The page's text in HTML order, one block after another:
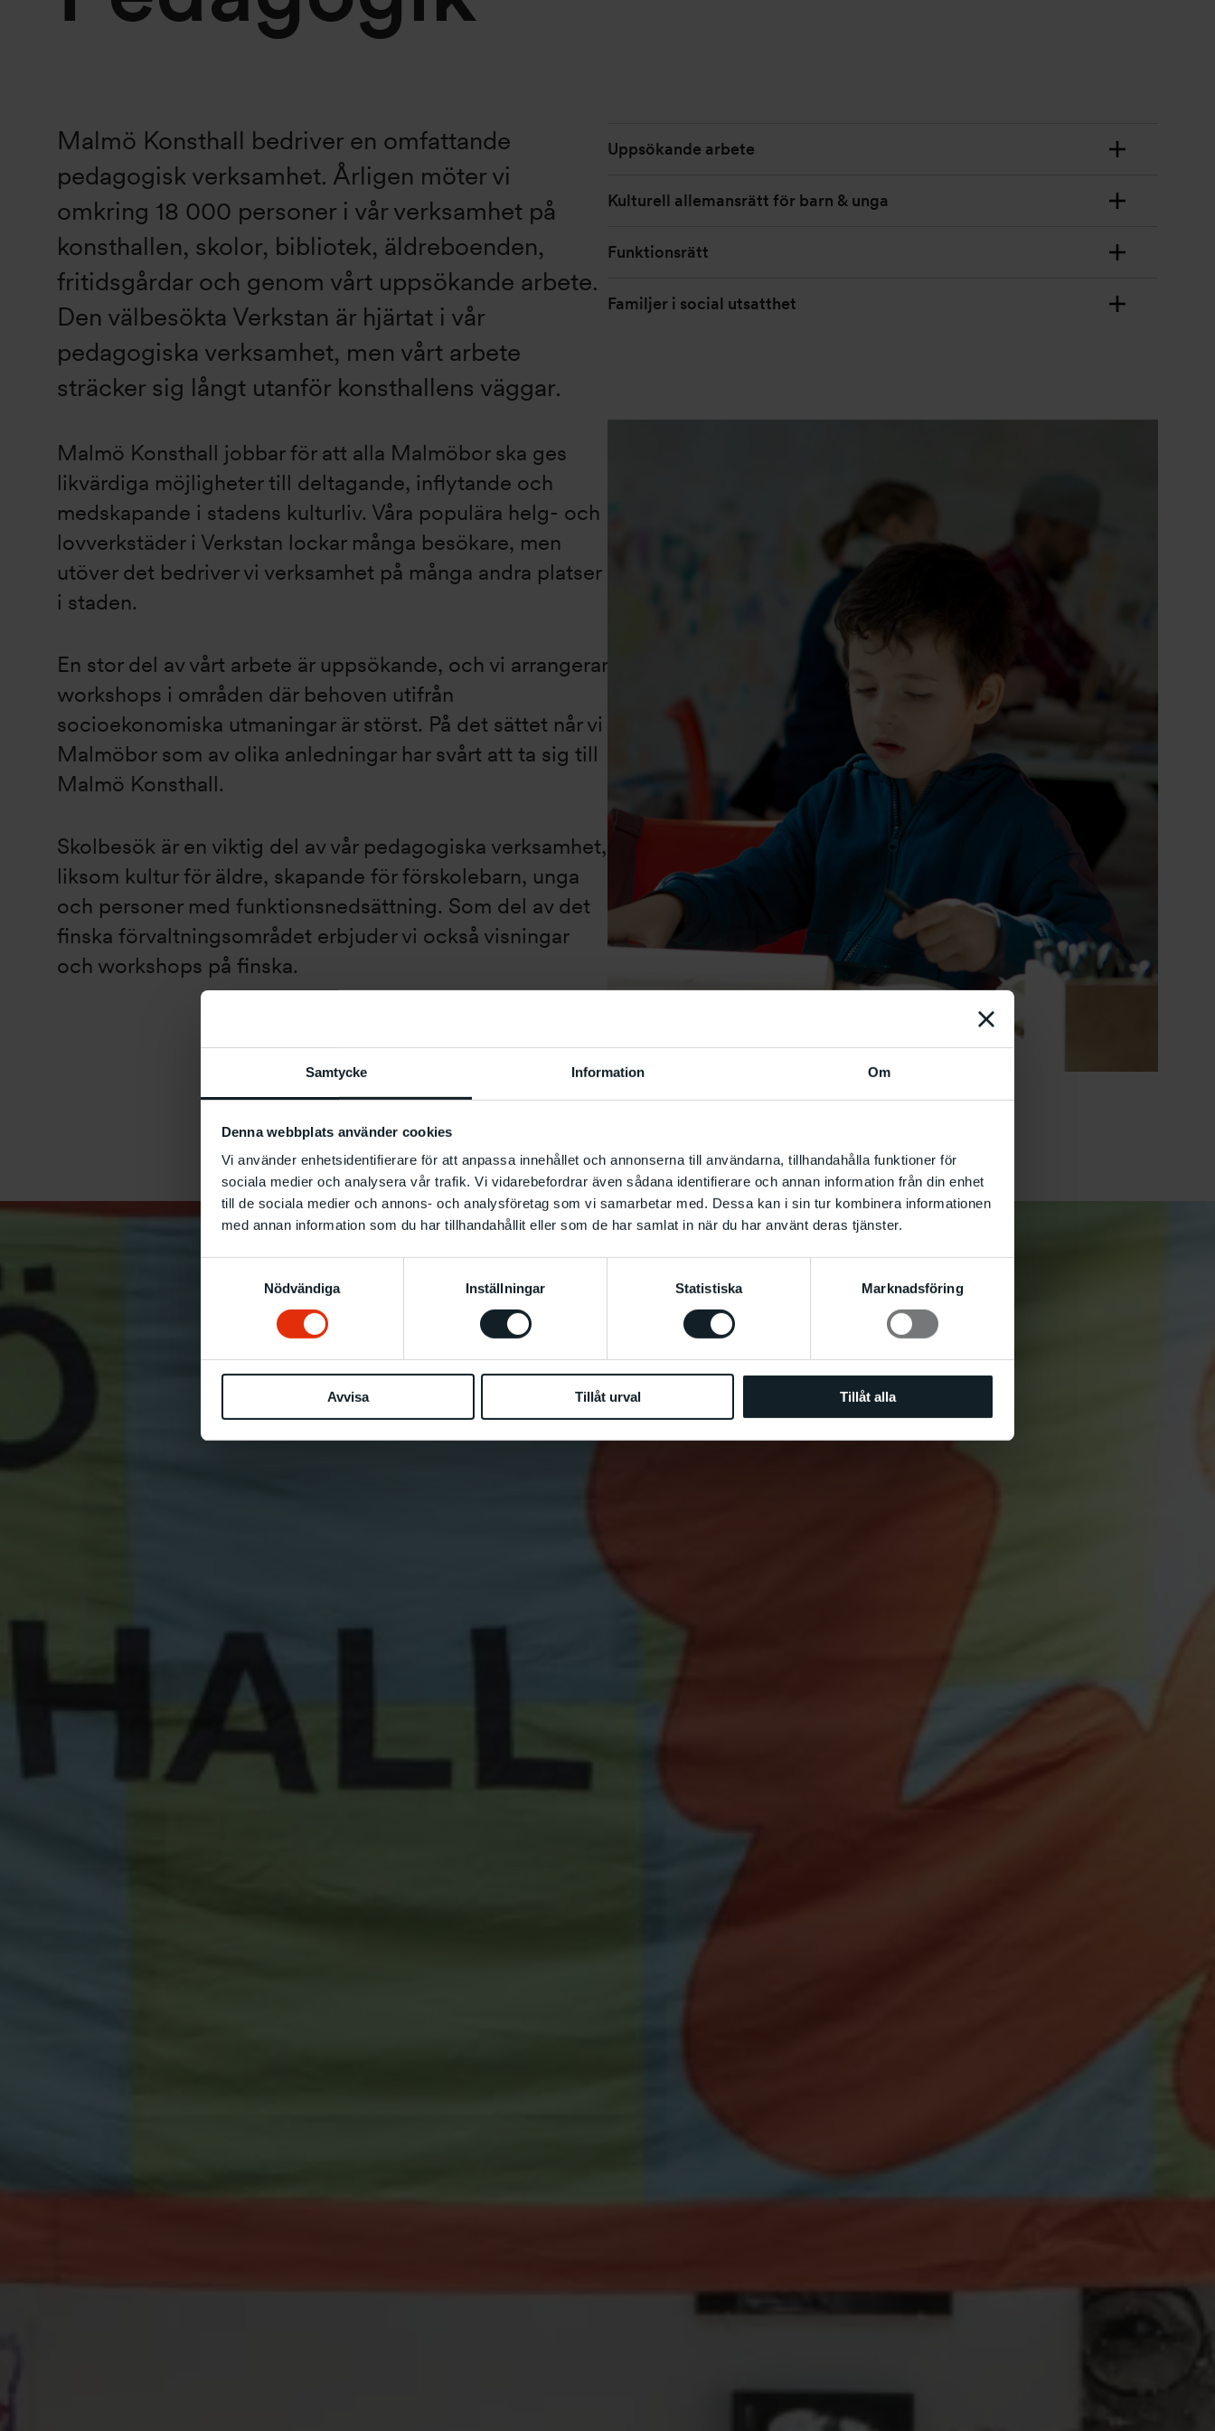
Samtycke Information Om
Denna webbplats använder cookies
Vi använder enhetsidentifierare för att anpassa innehållet och annonserna till användarna, tillhandahålla funktioner för
sociala medier och analysera vår trafik. Vi vidarebefordrar även sådana identifierare och annan information från din enhet
till de sociala medier och annons- och analysföretag som vi samarbetar med. Dessa kan i sin tur kombinera informationen
med annan information som du har tillhandahållit eller som de har samlat in när du har använt deras tjänster.
Nödvändiga
Inställningar Statistiska Marknadsföring
Avvisa Tillåt urval Tillåt alla
Malmö Konsthall bedriver en omfattande
pedagogisk verksamhet. Årligen möter vi
omkring 18 000 personer i vår verksamhet på
konsthallen, skolor, bibliotek, äldreboenden,
fritidsgårdar och genom vårt uppsökande arbete.
Den välbesökta Verkstan är hjärtat i vår
pedagogiska verksamhet, men vårt arbete
sträcker sig långt utanför konsthallens väggar.
Malmö Konsthall jobbar för att alla Malmöbor ska ges
likvärdiga möjligheter till deltagande, inflytande och
medskapande i stadens kulturliv. Våra populära helg- och
lovverkstäder i Verkstan lockar många besökare, men
utöver det bedriver vi verksamhet på många andra platser
i staden.
En stor del av vårt arbete är uppsökande, och vi arrangerar
workshops i områden där behoven utifrån
socioekonomiska utmaningar är störst. På det sättet når vi
Malmöbor som av olika anledningar har svårt att ta sig till
Malmö Konsthall.
Skolbesök är en viktig del av vår pedagogiska verksamhet,
liksom kultur för äldre, skapande för förskolebarn, unga
och personer med funktionsnedsättning. Som del av det
finska förvaltningsområdet erbjuder vi också visningar
och workshops på finska.
Uppsökande arbete
Kulturell allemansrätt för barn & unga
Funktionsrätt
Familjer i social utsatthet
Foto: Helena Pataki